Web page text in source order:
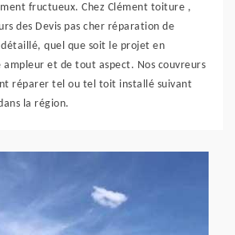
fructueux. Chez Clément toiture ,
des Devis pas cher réparation de
quel que soit le projet en
et de tout aspect. Nos couvreurs
réparer tel ou tel toit installé suivant
la région.